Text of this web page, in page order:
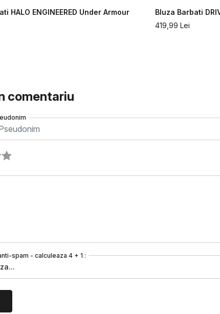
HALO ENGINEERED Under Armour
Bluza Barbati
419,99 Lei
comentariu
spam - calculeaza 4 + 1 :